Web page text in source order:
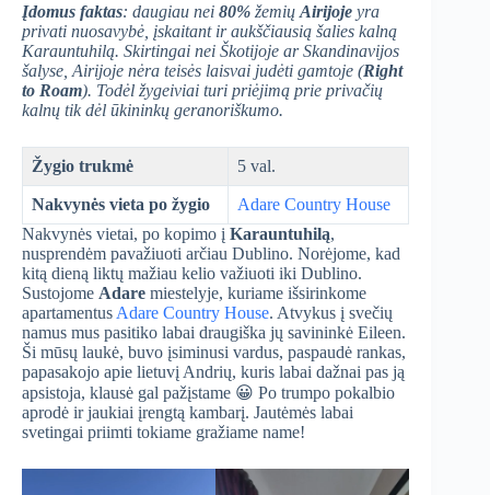
Įdomus faktas: daugiau nei 80% žemių Airijoje yra
privati nuosavybė, įskaitant ir aukščiausią šalies kalną
Karauntuhilą. Skirtingai nei Škotijoje ar Skandinavijos
šalyse, Airijoje nėra teisės laisvai judėti gamtoje (Right
to Roam). Todėl žygeiviai turi priėjimą prie privačių
kalnų tik dėl ūkininkų geranoriškumo.
Žygio trukmė 5 val.
Nakvynės vieta po žygio
Adare Country House
Nakvynės vietai, po kopimo į Karauntuhilą,
nusprendėm pavažiuoti arčiau Dublino. Norėjome, kad
kitą dieną liktų mažiau kelio važiuoti iki Dublino.
Sustojome Adare miestelyje, kuriame išsirinkome
apartamentus Adare Country House. Atvykus į svečių
namus mus pasitiko labai draugiška jų savininkė Eileen.
Ši mūsų laukė, buvo įsiminusi vardus, paspaudė rankas,
papasakojo apie lietuvį Andrių, kuris labai dažnai pas ją
apsistoja, klausė gal pažįstame 😀 Po trumpo pokalbio
aprodė ir jaukiai įrengtą kambarį. Jautėmės labai
svetingai priimti tokiame gražiame name!